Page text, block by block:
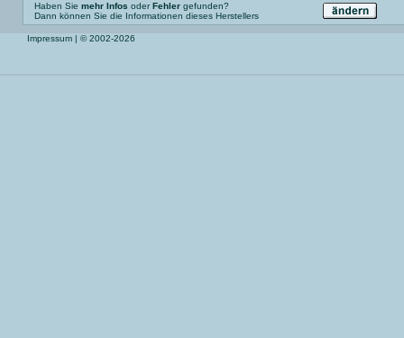
Haben Sie mehr Infos oderFehler gefunden?
Dann können Sie die Informationen dieses Herstellers
Impressum | © 2002-2026